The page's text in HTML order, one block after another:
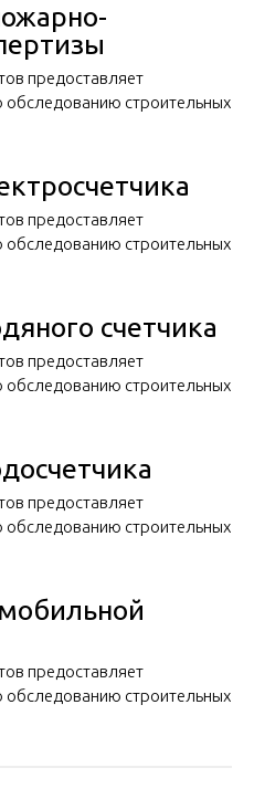
предоставляет
обследованию строительных
предоставляет
обследованию строительных
счетчика
предоставляет
обследованию строительных
предоставляет
обследованию строительных
предоставляет
обследованию строительных